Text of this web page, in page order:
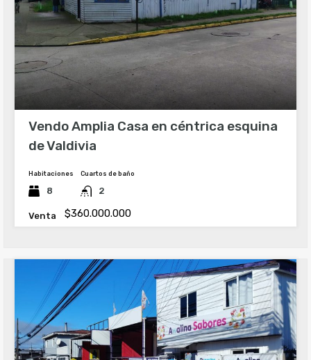
Vendo Amplia Casa en céntrica esquina
de Valdivia
Habitaciones
8
Cuartos de baño
2
Venta $360.000.000